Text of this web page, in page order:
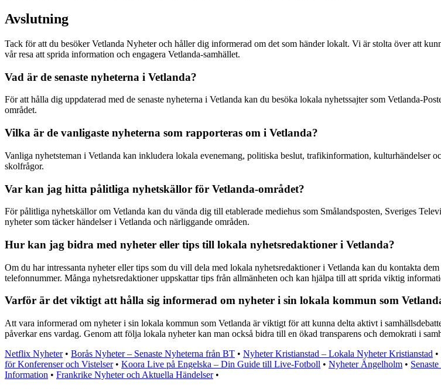
Avslutning
Tack för att du besöker Vetlanda Nyheter och håller dig informerad om det som händer lokalt. Vi är stolta över att
vår resa att sprida information och engagera Vetlanda-samhället.
Vad är de senaste nyheterna i Vetlanda?
För att hålla dig uppdaterad med de senaste nyheterna i Vetlanda kan du besöka lokala nyhetssajter som Vetlanda-
området.
Vilka är de vanligaste nyheterna som rapporteras om i Vetlanda?
Vanliga nyhetsteman i Vetlanda kan inkludera lokala evenemang, politiska beslut, trafikinformation, kulturhändelser
skolfrågor.
Var kan jag hitta pålitliga nyhetskällor för Vetlanda-området?
För pålitliga nyhetskällor om Vetlanda kan du vända dig till etablerade mediehus som Smålandsposten, Sveriges
nyheter som täcker händelser i Vetlanda och närliggande områden.
Hur kan jag bidra med nyheter eller tips till lokala nyhetsredaktioner i Vetlanda?
Om du har intressanta nyheter eller tips som du vill dela med lokala nyhetsredaktioner i Vetlanda kan du kontakta
telefonnummer. Många nyhetsredaktioner uppskattar tips från allmänheten och kan hjälpa till att sprida viktig
Varför är det viktigt att hålla sig informerad om nyheter i sin lokala kommun som
Att vara informerad om nyheter i sin lokala kommun som Vetlanda är viktigt för att kunna delta aktivt i
påverkar ens vardag. Genom att följa lokala nyheter kan man också bidra till en ökad transparens och demokrati i
Netflix Nyheter• Borås Nyheter – Senaste Nyheterna från BT • Nyheter Kristianstad – Lokala Nyheter Kristianstad •
för Konferenser och Vistelser• Koora Live på Engelska – Din Guide till Live-Fotboll • Nyheter Ängelholm •
Information • Frankrike Nyheter och Aktuella Händelser•